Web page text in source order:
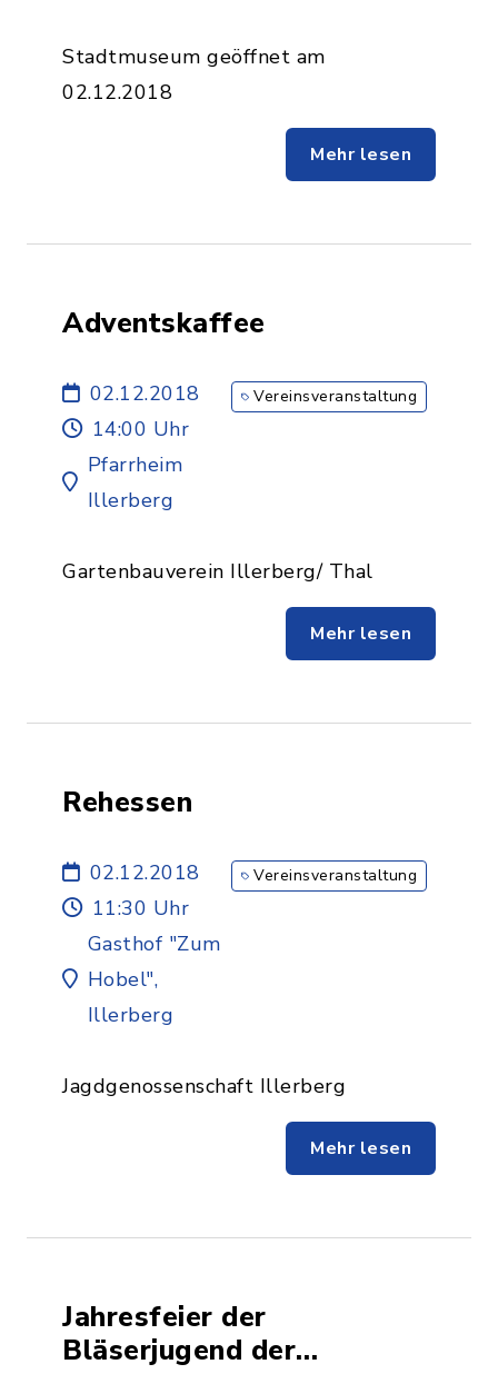
Stadtmuseum geöffnet am
02.12.2018
Mehr lesen
Adventskaffee
02.12.2018
14:00 Uhr
Pfarrheim
Illerberg
Vereinsveranstaltung
Gartenbauverein Illerberg/ Thal
Mehr lesen
Rehessen
02.12.2018
11:30 Uhr
Gasthof "Zum
Hobel",
Illerberg
Vereinsveranstaltung
Jagdgenossenschaft Illerberg
Mehr lesen
Jahresfeier der
Bläserjugend der